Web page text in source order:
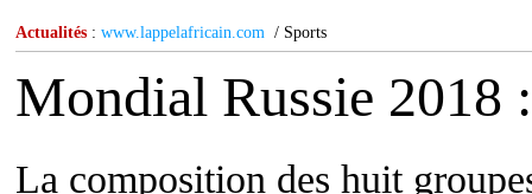
Actualités : www.lappelafricain.com / Sports
Mondial Russie 2018
La composition des huit